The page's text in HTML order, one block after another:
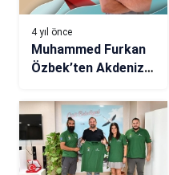
4 yıl önce
Muhammed Furkan
Özbek’ten Akdeniz
madalya